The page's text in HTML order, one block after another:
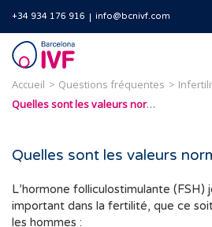
+34 934 176 916 info@bcnivf.com
Barcelona
IVF
Accueil Questions fréquentes
Quelles sont les valeurs normales de FSH ?
Quelles sont les valeurs
L’hormone folliculostimulante (FSH)
important dans la fertilité, que ce
les hommes :